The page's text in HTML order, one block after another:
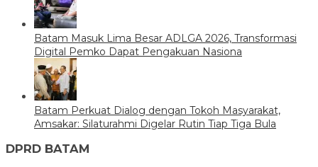
Batam Masuk Lima Besar ADLGA 2026, Transformasi
Digital Pemko Dapat Pengakuan Nasiona
Batam Perkuat Dialog dengan Tokoh Masyarakat,
Amsakar: Silaturahmi Digelar Rutin Tiap Tiga Bula
DPRD BATAM